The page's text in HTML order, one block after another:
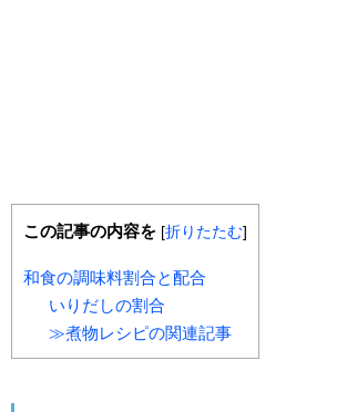
この記事の内容を [折りたたむ]
和食の調味料割合と配合
いりだしの割合
≫煮物レシピの関連記事